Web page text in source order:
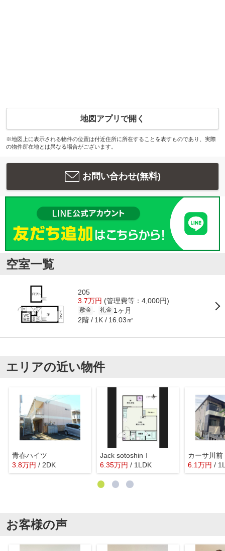
地図アプリで開く
※地図上に表示される物件の位置は付近住所に所在することを表すものであり、実際
の物件所在地とは異なる場合がございます。
お問い合わせ(無料)
空室一覧
205
3.7万円 (管理費等：4,000円)
敷金 - 礼金 1ヶ月
2階 1K 16.03㎡
エリアの近い物件
青春ハイツ
3.8万円 / 2DK
Jack sotoshinⅠ
6.35万円 / 1LDK
カーサ川前
6.1万円 /
お客様の声